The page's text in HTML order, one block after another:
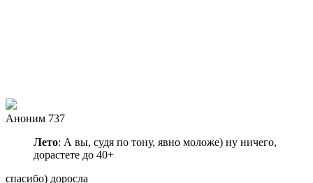
Аноним 737
Лето: А вы, судя по тону, явно моложе) ну ничего,
дорастете до 40+
спасибо) доросла